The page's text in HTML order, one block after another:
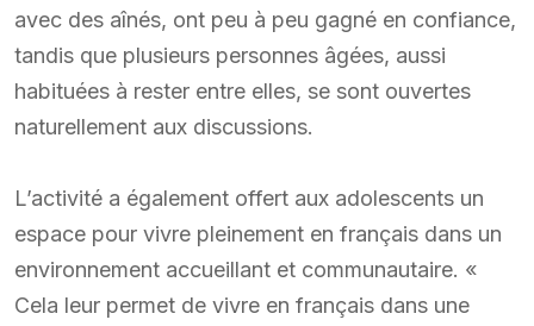
avec des aînés, ont peu à peu gagné en confiance,
tandis que plusieurs personnes âgées, aussi
habituées à rester entre elles, se sont ouvertes
naturellement aux discussions.
L’activité a également offert aux adolescents un
espace pour vivre pleinement en français dans un
environnement accueillant et communautaire. «
Cela leur permet de vivre en français dans une